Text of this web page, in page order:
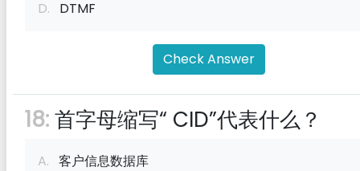
D. DTMF
Check Answer
18:首字母缩写“ CID”代表什么？
A. 客户信息数据库